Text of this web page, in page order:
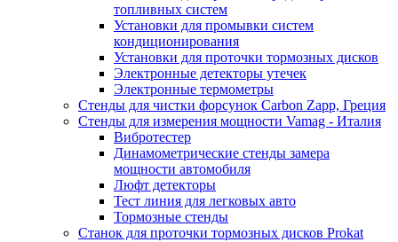
топливных систем
Установки для промывки систем
кондиционирования
Установки для проточки тормозных дисков
Электронные детекторы утечек
Электронные термометры
Стенды для чистки форсунок Carbon Zapp, Греция
Стенды для измерения мощности Vamag - Италия
Вибротестер
Динамометрические стенды замера
мощности автомобиля
Люфт детекторы
Тест линия для легковых авто
Тормозные стенды
Станок для проточки тормозных дисков Prokat